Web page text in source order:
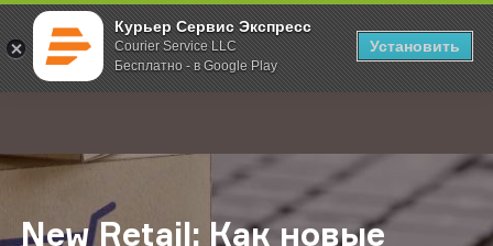
Курьер Сервис Экспресс
Courier Service LLC
Бесплатно - в Google Play
Установить
; Главная О компании Новости New Retail: Как новые правила
New Retail: Как новые